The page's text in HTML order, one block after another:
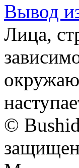
Вывод
Лица,
©